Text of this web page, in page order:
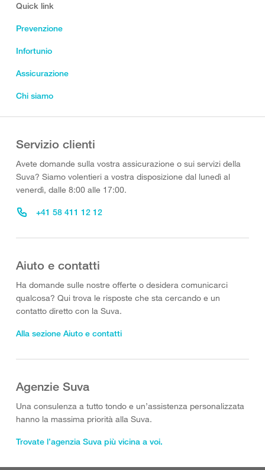
Quick link
Prevenzione
Infortunio
Assicurazione
Chi siamo
Servizio clienti
Avete domande sulla vostra assicurazione o sui servizi della
Suva? Siamo volentieri a vostra disposizione dal lunedì al
venerdì, dalle 8:00 alle 17:00.
+41 58 411 12 12
Aiuto e contatti
Ha domande sulle nostre offerte o desidera comunicarci
qualcosa? Qui trova le risposte che sta cercando e un
contatto diretto con la Suva.
Alla sezione Aiuto e contatti
Agenzie Suva
Una consulenza a tutto tondo e un’assistenza personalizzata
hanno la massima priorità alla Suva.
Trovate l’agenzia Suva più vicina a voi.